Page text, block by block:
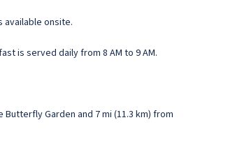
available onsite.
is served daily from 8 AM to 9 AM.
Garden and 7 mi (11.3 km) from